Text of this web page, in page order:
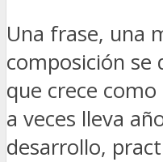
Una frase, una
composición se
que crece
a veces lleva
desarrollo,